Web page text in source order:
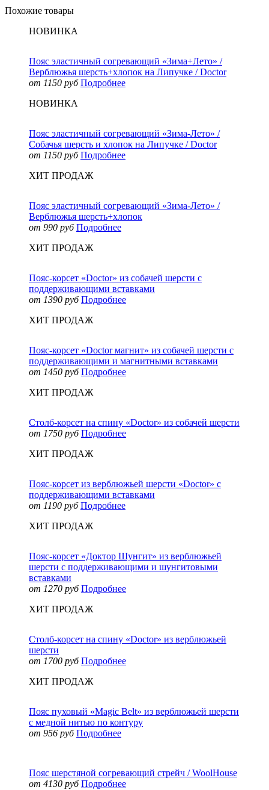
Похожие товары
НОВИНКА
Пояс эластичный согревающий «Зима+Лето» /
Верблюжья шерсть+хлопок на Липучке / Doctor
от 1150 руб Подробнее
НОВИНКА
Пояс эластичный согревающий «Зима-Лето» /
Собачья шерсть и хлопок на Липучке / Doctor
от 1150 руб Подробнее
ХИТ ПРОДАЖ
Пояс эластичный согревающий «Зима-Лето» /
Верблюжья шерсть+хлопок
от 990 руб Подробнее
ХИТ ПРОДАЖ
Пояс-корсет «Doctor» из собачей шерсти с
поддерживающими вставками
от 1390 руб Подробнее
ХИТ ПРОДАЖ
Пояс-корсет «Doctor магнит» из собачей шерсти с
поддерживающими и магнитными вставками
от 1450 руб Подробнее
ХИТ ПРОДАЖ
Столб-корсет на спину «Doctor» из собачей шерсти
от 1750 руб Подробнее
ХИТ ПРОДАЖ
Пояс-корсет из верблюжьей шерсти «Doctor» с
поддерживающими вставками
от 1190 руб Подробнее
ХИТ ПРОДАЖ
Пояс-корсет «Доктор Шунгит» из верблюжьей
шерсти с поддерживающими и шунгитовыми
вставками
от 1270 руб Подробнее
ХИТ ПРОДАЖ
Столб-корсет на спину «Doctor» из верблюжьей
шерсти
от 1700 руб Подробнее
ХИТ ПРОДАЖ
Пояс пуховый «Magic Belt» из верблюжьей шерсти
с медной нитью по контуру
от 956 руб Подробнее
Пояс шерстяной согревающий стрейч / WoolHouse
от 4130 руб Подробнее